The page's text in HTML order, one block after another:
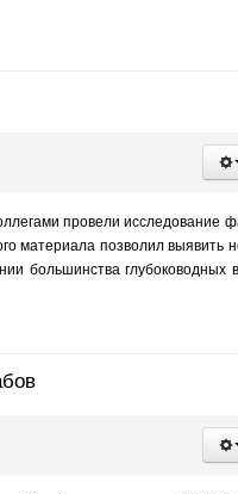
провели исследование
материала позволил выявить
большинства глубоководных